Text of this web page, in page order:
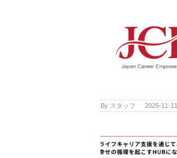
By スタッフ 2025-11-11